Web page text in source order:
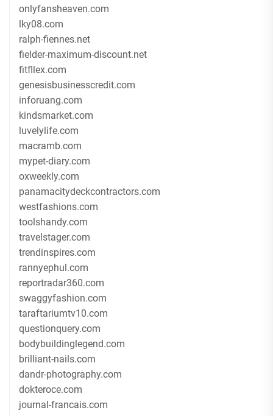
onlyfansheaven.com
lky08.com
ralph-fiennes.net
fielder-maximum-discount.net
fitfllex.com
genesisbusinesscredit.com
inforuang.com
kindsmarket.com
luvelylife.com
macramb.com
mypet-diary.com
oxweekly.com
panamacitydeckcontractors.com
westfashions.com
toolshandy.com
travelstager.com
trendinspires.com
rannyephul.com
reportradar360.com
swaggyfashion.com
taraftariumtv10.com
questionquery.com
bodybuildinglegend.com
brilliant-nails.com
dandr-photography.com
dokteroce.com
journal-francais.com